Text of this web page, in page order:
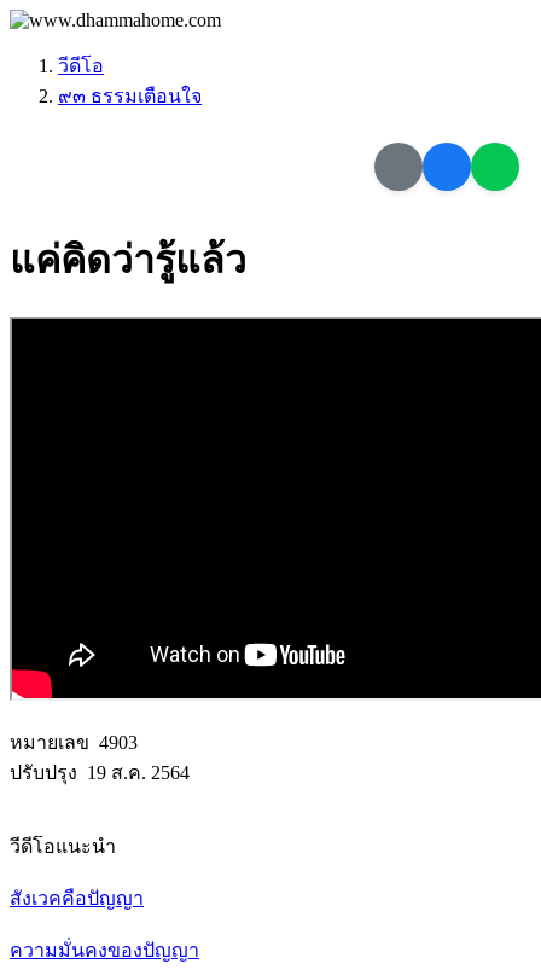
วีดีโอ
๙๓ ธรรมเตือนใจ
แค่คิดว่ารู้แล้ว
หมายเลข 4903
ปรับปรุง 19 ส.ค. 2564
วีดีโอแนะนำ
สังเวคคือปัญญา
ความมั่นคงของปัญญา